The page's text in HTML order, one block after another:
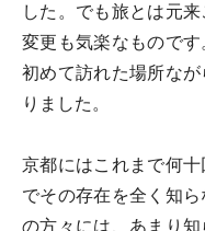
した。でも旅とは元
変更も気楽なものです
初めて訪れた場所な
りました。
京都にはこれまで何
でその存在を全く知
の方々には、あまり